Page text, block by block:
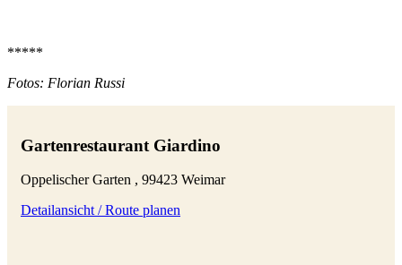
*****
Fotos: Florian Russi
Gartenrestaurant Giardino
Oppelischer Garten , 99423 Weimar
Detailansicht / Route planen